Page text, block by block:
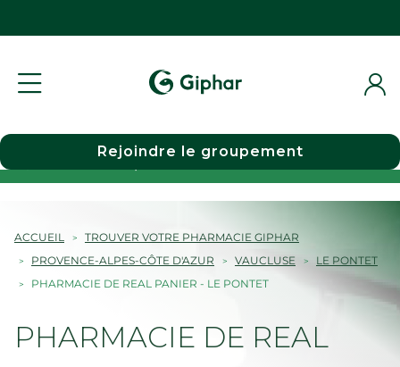
Choisir une pharmacie
Rejoindre le groupement
ACCUEIL
TROUVER VOTRE PHARMACIE GIPHAR
PROVENCE-ALPES-CÔTE D'AZUR
VAUCLUSE
LE PONTET
PHARMACIE DE REAL PANIER - LE PONTET
PHARMACIE DE REAL